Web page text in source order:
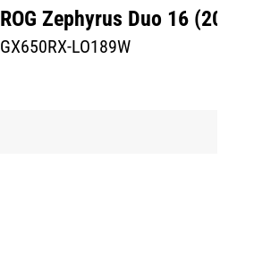
ROG Zephyrus Duo 16 (2022)
GX650RX-LO189W